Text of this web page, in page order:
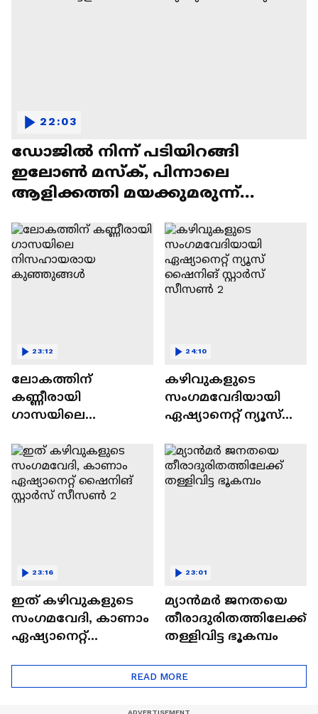
ഡോജിൽ നിന്ന് പടിയിറങ്ങി
ഇലോൺ മസ്ക്, പിന്നാലെ
ആളിക്കത്തി മയക്കുമരുന്ന്
22:03
ലോകത്തിന്
കണ്ണീരായി
ഗാസയിലെ
കുഞ്ഞുങ്ങൾ
23:12
കഴിവുകളുടെ
സംഗമവേദിയായി
ഏഷ്യാനെറ്റ് ന്യൂസ്
സീസൺ 2
24:10
ഇത് കഴിവുകളുടെ
സംഗമവേദി, കാണാം
ഏഷ്യാനെറ്റ്
23:16
മ്യാൻമർ ജനതയെ
തീരാദുരിതത്തിലേക്ക്
തള്ളിവിട്ട ഭൂകമ്പം
23:01
READ MORE